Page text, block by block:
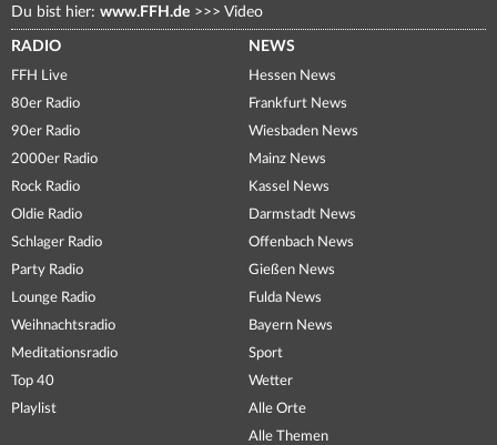
Du bist hier: www.FFH.de >>> Video
RADIO
FFH Live
80er Radio
90er Radio
2000er Radio
Rock Radio
Oldie Radio
Schlager Radio
Party Radio
Lounge Radio
Weihnachtsradio
Meditationsradio
Top 40
Playlist
NEWS
Hessen News
Frankfurt News
Wiesbaden News
Mainz News
Kassel News
Darmstadt News
Offenbach News
Gießen News
Fulda News
Bayern News
Sport
Wetter
Alle Orte
Alle Themen